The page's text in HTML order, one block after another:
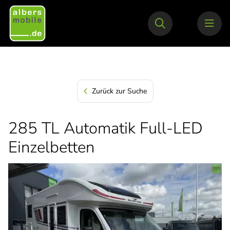
Zurück zur Suche
285 TL Automatik Full-LED
Einzelbetten